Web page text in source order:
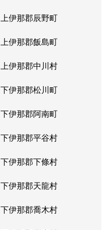
上伊那郡辰野町
上伊那郡飯島町
上伊那郡中川村
下伊那郡松川町
下伊那郡阿南町
下伊那郡平谷村
下伊那郡下條村
下伊那郡天龍村
下伊那郡喬木村